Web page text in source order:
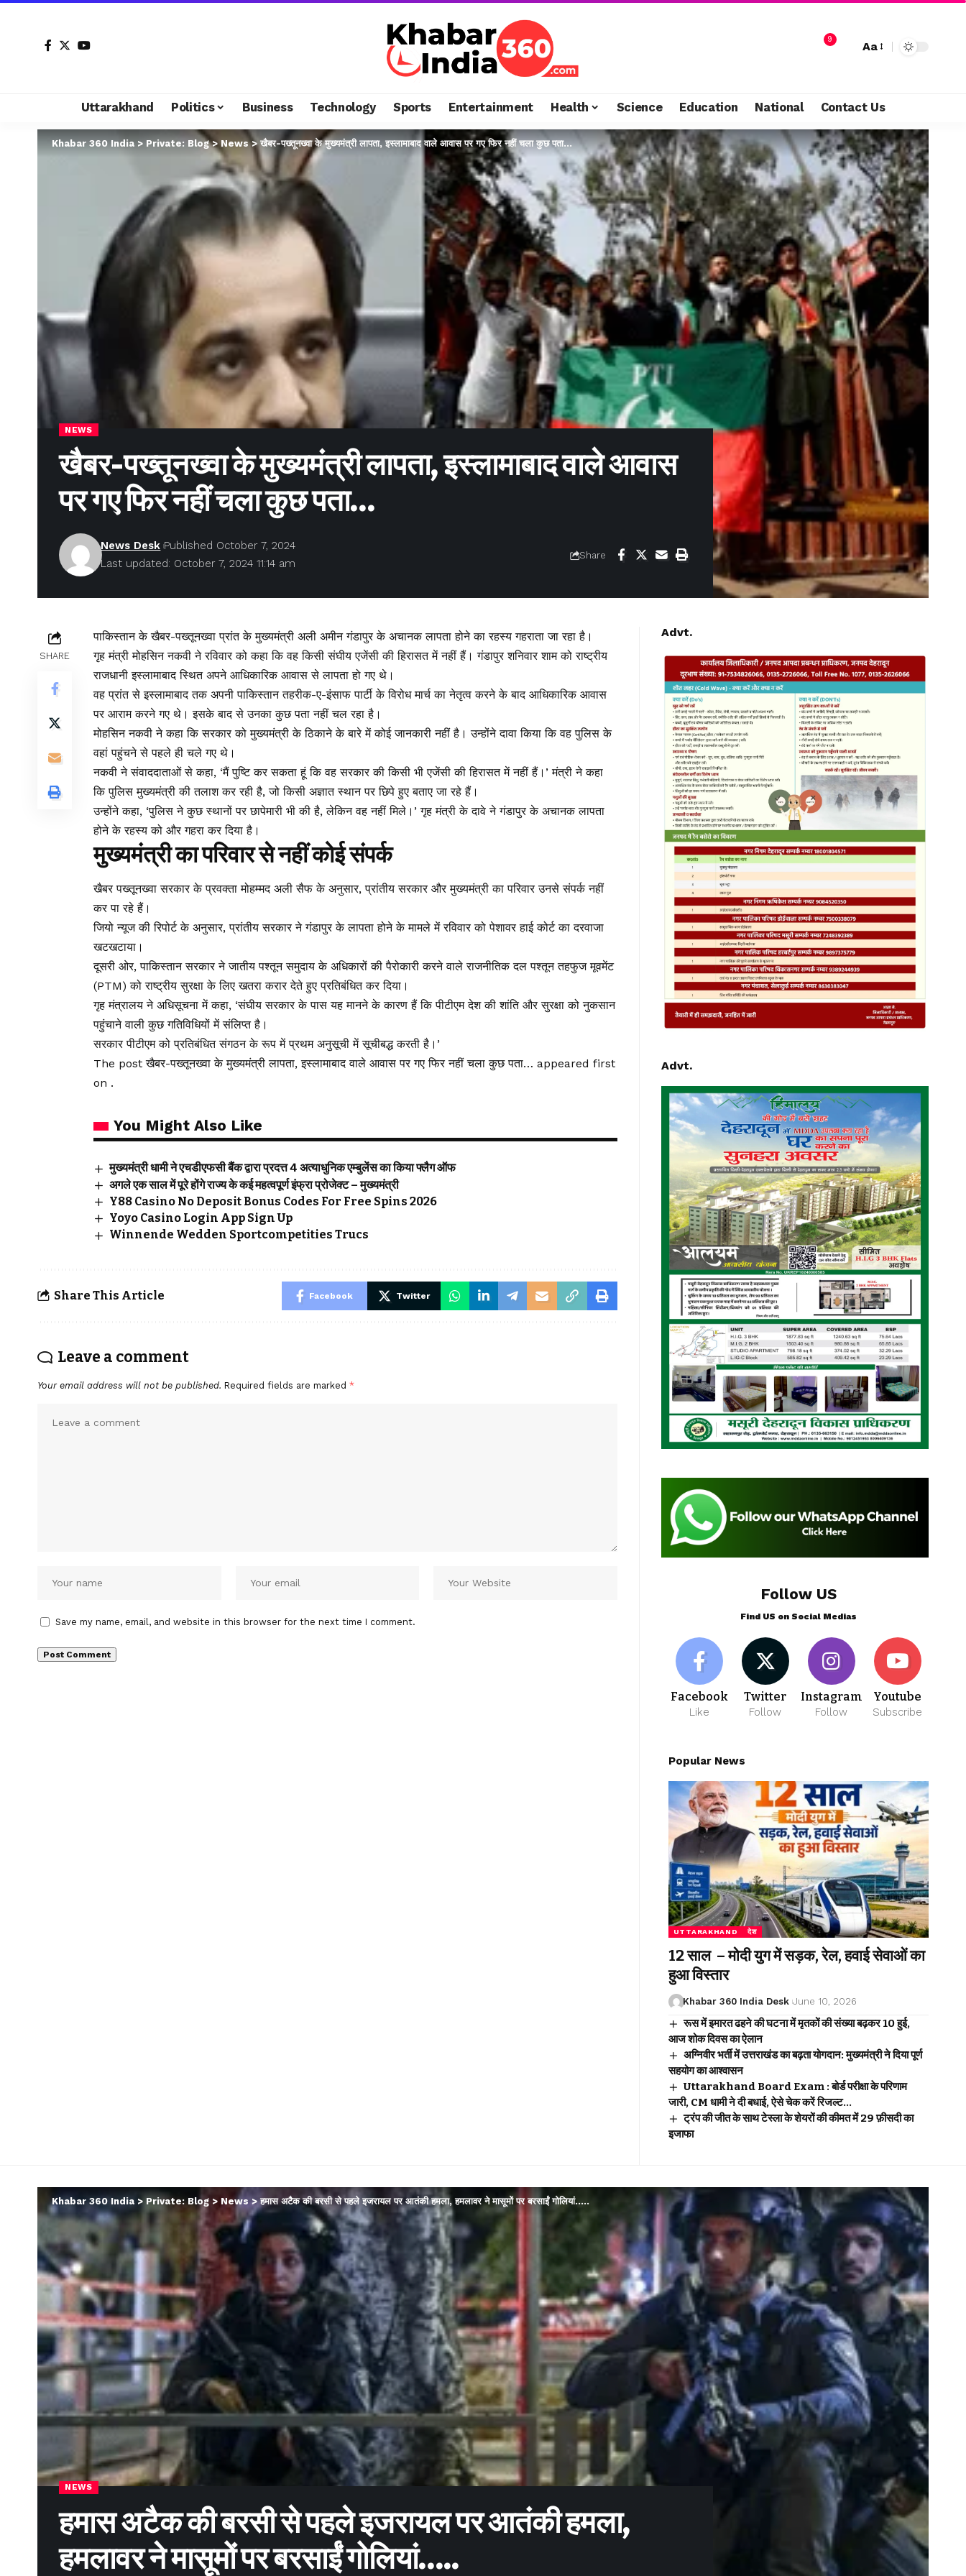
9
Aa
Uttarakhand Politics Business Technology Sports Entertainment Health Science Education National Contact Us
Khabar 360 India > Private: Blog>News> खैबर-पख्तूनख्वा के मुख्यमंत्री लापता, इस्लामाबाद वाले आवास पर गए फिर नहीं चला कुछ पता…
NEWS
खैबर-पख्तूनख्वा के मुख्यमंत्री लापता, इस्लामाबाद वाले आवास
पर गए फिर नहीं चला कुछ पता…
Last updated: October 7, 2024 11:14 am
News Desk Published October 7, 2024
Share
SHARE
पाकिस्तान के खैबर-पख्तूनख्वा प्रांत के मुख्यमंत्री अली अमीन गंडापुर के अचानक लापता होने का रहस्य गहराता जा रहा है।
गृह मंत्री मोहसिन नकवी ने रविवार को कहा कि वह किसी संघीय एजेंसी की हिरासत में नहीं हैं। गंडापुर शनिवार शाम को राष्ट्रीय
राजधानी इस्लामाबाद स्थित अपने आधिकारिक आवास से लापता हो गए थे।
वह प्रांत से इस्लामाबाद तक अपनी पाकिस्तान तहरीक-ए-इंसाफ पार्टी के विरोध मार्च का नेतृत्व करने के बाद आधिकारिक आवास
पर आराम करने गए थे। इसके बाद से उनका कुछ पता नहीं चल रहा है।
मोहसिन नकवी ने कहा कि सरकार को मुख्यमंत्री के ठिकाने के बारे में कोई जानकारी नहीं है। उन्होंने दावा किया कि वह पुलिस के
वहां पहुंचने से पहले ही चले गए थे।
नकवी ने संवाददाताओं से कहा, ‘मैं पुष्टि कर सकता हूं कि वह सरकार की किसी भी एजेंसी की हिरासत में नहीं हैं।’ मंत्री ने कहा
कि पुलिस मुख्यमंत्री की तलाश कर रही है, जो किसी अज्ञात स्थान पर छिपे हुए बताए जा रहे हैं।
उन्होंने कहा, ‘पुलिस ने कुछ स्थानों पर छापेमारी भी की है, लेकिन वह नहीं मिले।’ गृह मंत्री के दावे ने गंडापुर के अचानक लापता
होने के रहस्य को और गहरा कर दिया है।
मुख्यमंत्री का परिवार से नहीं कोई संपर्क
खैबर पख्तूनख्वा सरकार के प्रवक्ता मोहम्मद अली सैफ के अनुसार, प्रांतीय सरकार और मुख्यमंत्री का परिवार उनसे संपर्क नहीं
कर पा रहे हैं।
जियो न्यूज की रिपोर्ट के अनुसार, प्रांतीय सरकार ने गंडापुर के लापता होने के मामले में रविवार को पेशावर हाई कोर्ट का दरवाजा
खटखटाया।
दूसरी ओर, पाकिस्तान सरकार ने जातीय पश्तून समुदाय के अधिकारों की पैरोकारी करने वाले राजनीतिक दल पश्तून तहफुज मूवमेंट
(PTM) को राष्ट्रीय सुरक्षा के लिए खतरा करार देते हुए प्रतिबंधित कर दिया।
गृह मंत्रालय ने अधिसूचना में कहा, ‘संघीय सरकार के पास यह मानने के कारण हैं कि पीटीएम देश की शांति और सुरक्षा को नुकसान
पहुंचाने वाली कुछ गतिविधियों में संलिप्त है।
सरकार पीटीएम को प्रतिबंधित संगठन के रूप में प्रथम अनुसूची में सूचीबद्ध करती है।’
The post खैबर-पख्तूनख्वा के मुख्यमंत्री लापता, इस्लामाबाद वाले आवास पर गए फिर नहीं चला कुछ पता… appeared first
on .
You Might Also Like
मुख्यमंत्री धामी ने एचडीएफसी बैंक द्वारा प्रदत्त 4 अत्याधुनिक एम्बुलेंस का किया फ्लैग ऑफ
अगले एक साल में पूरे होंगे राज्य के कई महत्वपूर्ण इंफ्रा प्रोजेक्ट – मुख्यमंत्री
Y88 Casino No Deposit Bonus Codes For Free Spins 2026
Yoyo Casino Login App Sign Up
Winnende Wedden Sportcompetities Trucs
Share This Article Facebook Twitter
Leave a comment
Your email address will not be published. Required fields are marked *
Save my name, email, and website in this browser for the next time I comment.
Advt.
Advt.
Follow US
Find US on Social Medias
Facebook
Like
Twitter
Follow
Instagram
Follow
Youtube
Subscribe
Popular News
UTTARAKHAND देश
12 साल – मोदी युग में सड़क, रेल, हवाई सेवाओं का
हुआ विस्तार
Khabar 360 India Desk June 10, 2026
रूस में इमारत ढहने की घटना में मृतकों की संख्या बढ़कर 10 हुई,
आज शोक दिवस का ऐलान
अग्निवीर भर्ती में उत्तराखंड का बढ़ता योगदान: मुख्यमंत्री ने दिया पूर्ण
सहयोग का आश्वासन
Uttarakhand Board Exam : बोर्ड परीक्षा के परिणाम
जारी, CM धामी ने दी बधाई, ऐसे चेक करें रिजल्ट…
ट्रंप की जीत के साथ टेस्ला के शेयरों की कीमत में 29 फ़ीसदी का
इजाफा
Khabar 360 India > Private: Blog > News >हमास अटैक की बरसी से पहले इजरायल पर आतंकी हमला, हमलावर ने मासूमों पर बरसाईं गोलियां…..
NEWS
हमास अटैक की बरसी से पहले इजरायल पर आतंकी हमला,
हमलावर ने मासूमों पर बरसाईं गोलियां…..